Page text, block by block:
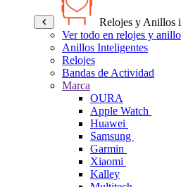
Relojes y Anillos
Ver todo en relojes y
Anillos Inteligentes
Relojes
Bandas de Actividad
Marca
OURA
Apple Watch
Huawei
Samsung
Garmin
Xiaomi
Kalley